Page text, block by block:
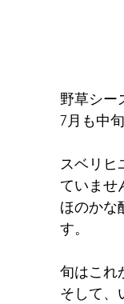
野草シー
7月も中
スベリヒ
ていませ
ほのかな
す。
旬はこれ
そして、